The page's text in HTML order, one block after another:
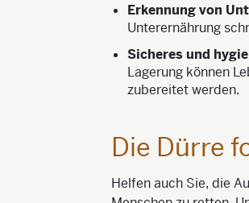
Erkennung von
Unterernährung
Sicheres und
Lagerung können
zubereitet werden.
Die Dürre
Helfen auch Sie, die